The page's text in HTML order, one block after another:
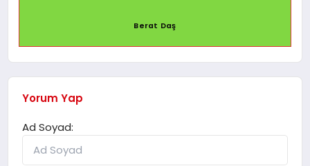
Berat Daş
Yorum Yap
Ad Soyad: